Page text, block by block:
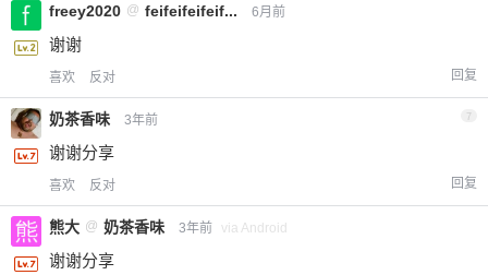
freey2020 @ feifeifeifeif... 6月前
谢谢
喜欢 反对 回复
奶茶香味 3年前 7
谢谢分享
喜欢 反对 回复
熊大 @ 奶茶香味 3年前 via Android
谢谢分享